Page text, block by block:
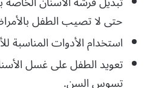
حتى لا تصيب الطفل
استخدام الأدوات المناسبة
تعويد الطفل على غسل
تسوس السن.